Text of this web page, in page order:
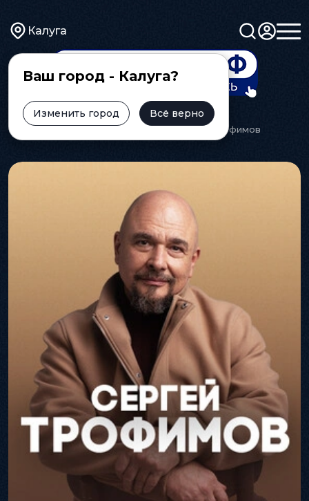
Калуга
Ваш город - Калуга?
Изменить город Всё верно
Главная Афиша Концерт Сергей Трофимов